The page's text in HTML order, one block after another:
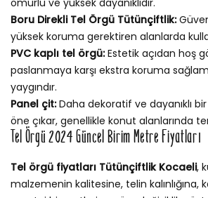
Boru Direkli Tel Örgü Tütünçiftlik:
yüksek koruma gerektiren alanlarda
PVC kaplı tel örgü:Estetik açıdan hoş
paslanmaya karşı ekstra koruma
yaygındır.
Panel çit:Daha dekoratif ve dayanıklı
öne çıkar, genellikle konut alanlarında
Tel Örgü 2024 Güncel Birim Metre Fiyatları
Tel örgü fiyatları Tütünçiftlik Kocaeli,
malzemenin kalitesine, telin